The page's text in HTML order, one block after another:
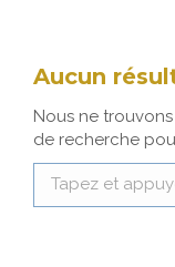
Aucun
Nous ne
de recherche
Recherche